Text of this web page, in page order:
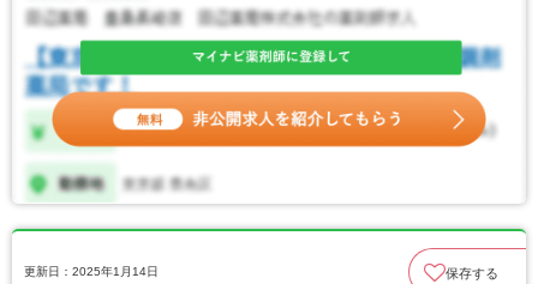
更新日：2025年1月14日 保存する